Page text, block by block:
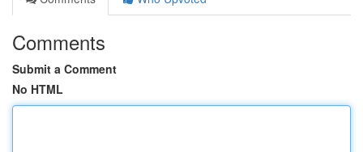
Comments
Submit a Comment
No HTML